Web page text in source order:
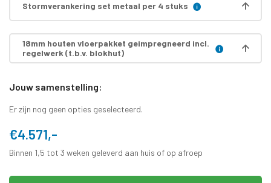
Stormverankering set metaal per 4 stuks
18mm houten vloerpakket geimpregneerd incl.
regelwerk (t.b.v. blokhut)
Jouw samenstelling:
Er zijn nog geen opties geselecteerd.
€4.571,-
Binnen 1,5 tot 3 weken geleverd aan huis of op afroep